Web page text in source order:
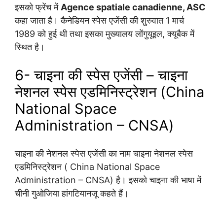
इसको फ्रेंच मेंAgence spatiale canadienne, ASC
कहा जाता है। कैनेडियन स्पेस एजेंसी की शुरुवात 1 मार्च
1989 को हुई थी तथा इसका मुख्यालय लोंगुयूइल, क्यूबैक में
स्थित है।
6- चाइना की स्पेस एजेंसी – चाइना
नेशनल स्पेस एडमिनिस्ट्रेशन (China
National Space
Administration – CNSA)
चाइना की नेशनल स्पेस एजेंसी का नाम चाइना नेशनल स्पेस
एडमिनिस्ट्रेशन ( China National Space
Administration – CNSA) है। इसको चाइना की भाषा में
चीनी गुओजिया हांगटियानजू कहते हैं।